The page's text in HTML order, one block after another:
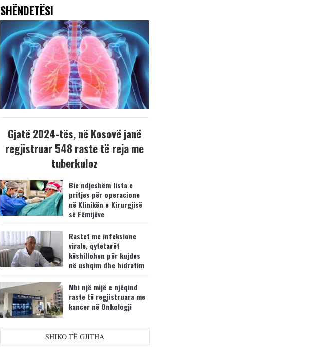
SHËNDETËSI
Gjatë 2024-tës, në Kosovë janë
regjistruar 548 raste të reja me
tuberkuloz
Bie ndjeshëm lista e
pritjes për operacione
në Klinikën e Kirurgjisë
së Fëmijëve
Rastet me infeksione
virale, qytetarët
këshillohen për kujdes
në ushqim dhe hidratim
Mbi një mijë e njëqind
raste të regjistruara me
kancer në Onkologji
SHIKO TË GJITHA